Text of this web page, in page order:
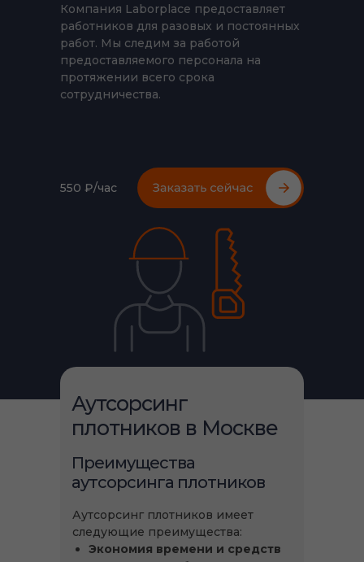
Компания Laborplace предоставляет
работников для разовых и постоянных
работ. Мы следим за работой
предоставляемого персонала на
протяжении всего срока
сотрудничества.
550 ₽/час
Аутсорсинг плотников имеет
следующие преимущества:
Экономия времени и средств
Аутсорсинг
плотников в Москве
Преимущества
аутсорсинга плотников